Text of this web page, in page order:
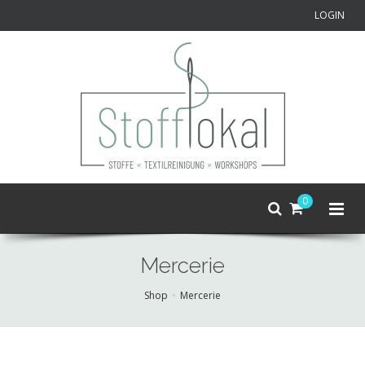
LOGIN
0
Mercerie
Shop Mercerie